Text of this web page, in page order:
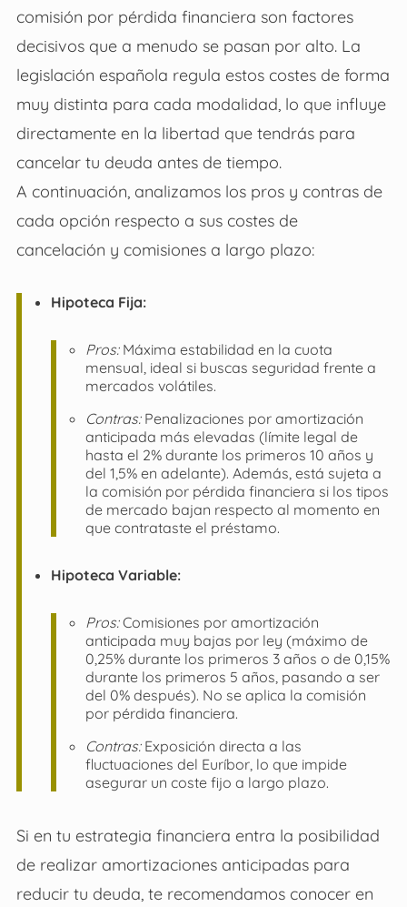
comisión por pérdida financiera son factores
decisivos que a menudo se pasan por alto. La
legislación española regula estos costes de forma
muy distinta para cada modalidad, lo que influye
directamente en la libertad que tendrás para
cancelar tu deuda antes de tiempo.
A continuación, analizamos los pros y contras de
cada opción respecto a sus costes de
cancelación y comisiones a largo plazo:
Hipoteca Fija:
Pros:Máxima estabilidad en la cuota
mensual, ideal si buscas seguridad frente a
mercados volátiles.
Contras:Penalizaciones por amortización
anticipada más elevadas (límite legal de
hasta el 2% durante los primeros 10 años y
del 1,5% en adelante). Además, está sujeta a
la comisión por pérdida financiera si los tipos
de mercado bajan respecto al momento en
que contrataste el préstamo.
Hipoteca Variable:
Pros:Comisiones por amortización
anticipada muy bajas por ley (máximo de
0,25% durante los primeros 3 años o de 0,15%
durante los primeros 5 años, pasando a ser
del 0% después). No se aplica la comisión
por pérdida financiera.
Contras:Exposición directa a las
fluctuaciones del Euríbor, lo que impide
asegurar un coste fijo a largo plazo.
Si en tu estrategia financiera entra la posibilidad
de realizar amortizaciones anticipadas para
reducir tu deuda, te recomendamos conocer en